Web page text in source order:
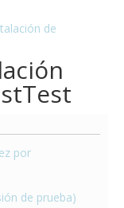
de
por
de prueba)